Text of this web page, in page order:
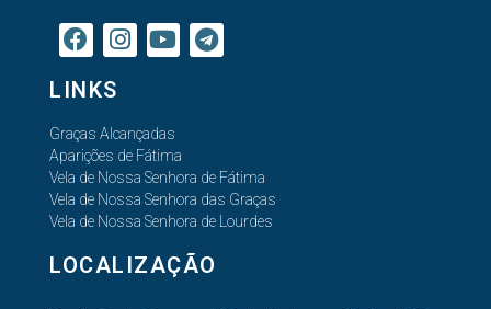
LINKS
Graças Alcançadas
Aparições de Fátima
Vela de Nossa Senhora de Fátima
Vela de Nossa Senhora das Graças
Vela de Nossa Senhora de Lourdes
LOCALIZAÇÃO